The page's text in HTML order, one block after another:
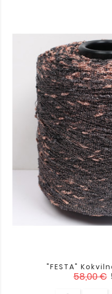
"FESTA"
58,00 €